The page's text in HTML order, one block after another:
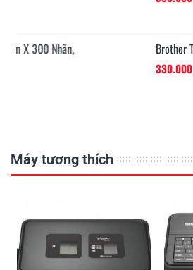
Brother TZe-521, Khổ 9mm,
Máy tương thích